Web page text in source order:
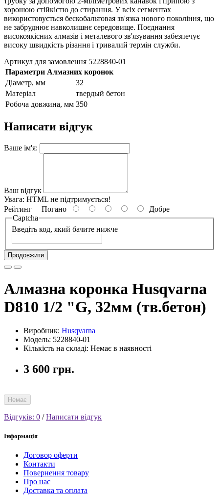
хорошою стійкістю до стирання. У всіх сегментах
використовується бескобальтовая зв'язка нового покоління, що
не забруднює навколишнє середовище. Поєднання
високоякісних алмазів і металевого зв'язування забезпечує
високу швидкість різання і тривалий термін служби.
Артикул для замовлення 5228840-01
Параметри Алмазних коронок
Діаметр, мм
32
Матеріал
твердый бетон
Робоча довжина, мм 350
Написати відгук
Ваше ім'я:
Ваш відгук
Увага: HTML не підтримується!
Рейтинг Погано
Добре
Captcha
Введіть код, який бачите нижче
Продовжити
Алмазна коронка Husqvarna
D810 1/2 "G, 32мм (тв.бетон)
Виробник: Husqvarna
Модель: 5228840-01
Кількість на складі: Немає в наявності
3 600 грн.
Немає
Відгуків: 0 /Написати відгук
Інформація
Договор оферти
Контакти
Повернення товару
Про нас
Доставка та оплата